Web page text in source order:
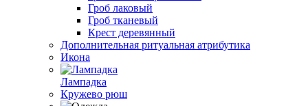
Гроб лаковый
Гроб тканевый
Крест деревянный
Дополнительная ритуальная атрибутика
Икона
Лампадка
Кружево рюш